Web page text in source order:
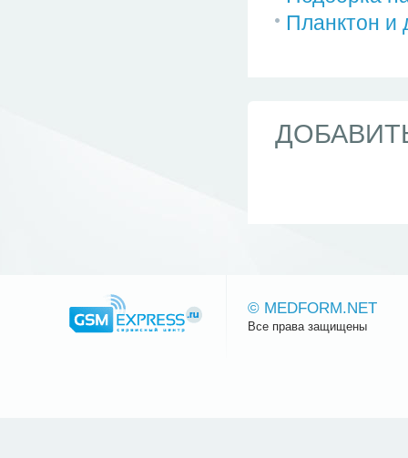
Планктон и
© MEDFORM.NET
Все права защищены